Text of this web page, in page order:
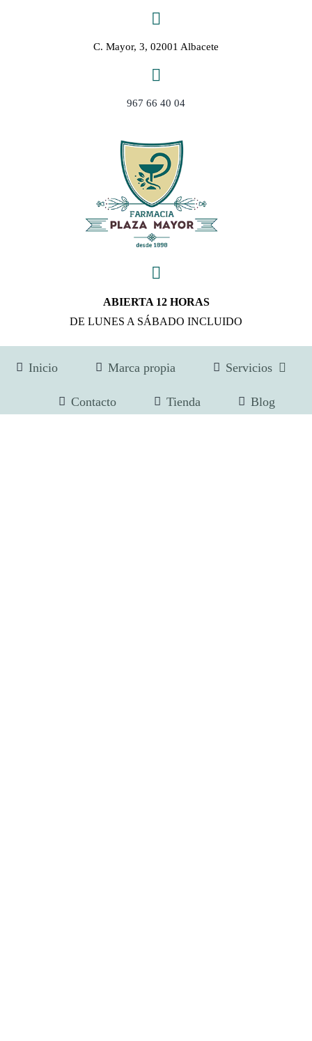
C. Mayor, 3, 02001 Albacete
967 66 40 04
ABIERTA 12 HORAS
DE LUNES A SÁBADO INCLUIDO
Inicio Marca propia Servicios
Contacto Tienda Blog